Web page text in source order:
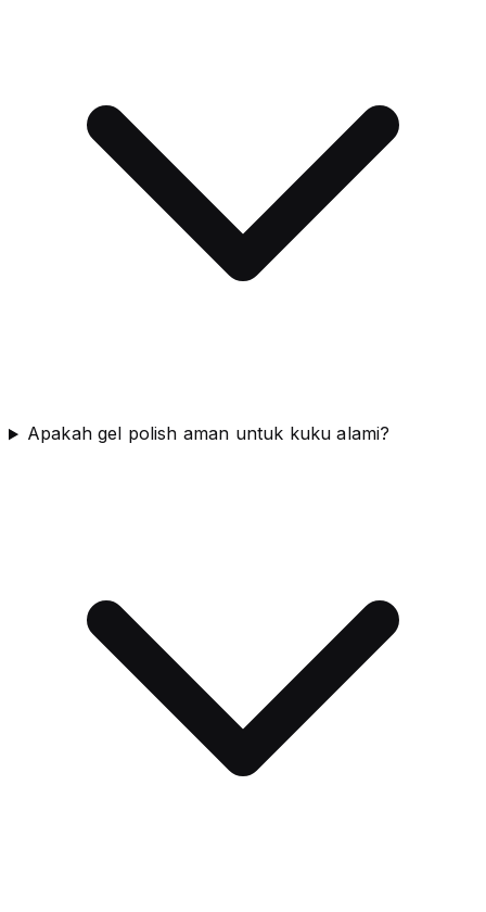
Apakah gel polish aman untuk kuku alami?